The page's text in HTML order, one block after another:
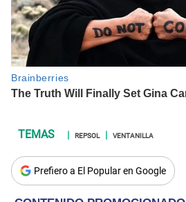
REPSOL VENTANILLA
Prefiero a El Popular en Google